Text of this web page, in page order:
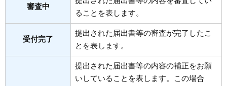
審査中
ることを表します。
受付完了
提出された届出書等の審査が完了したこ
とを表します。
提出された届出書等の内容の補正をお願
いしていることを表します。この場合